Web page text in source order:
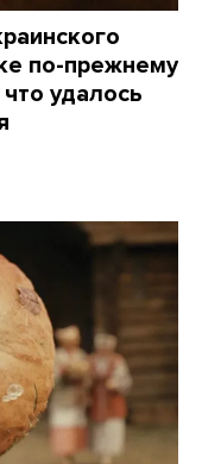
по-прежнему
удалось